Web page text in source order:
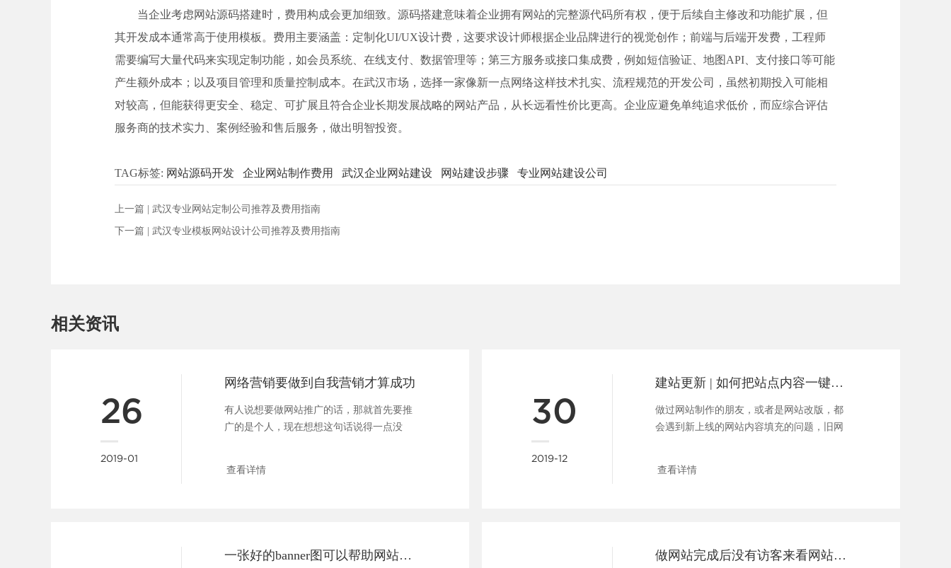
当企业考虑网站源码搭建时，费用构成会更加细致。源码搭建意味着企业拥有网站的完整源代码所有权，便于后续自主修改和功能扩展，但
其开发成本通常高于使用模板。费用主要涵盖：定制化UI/UX设计费，这要求设计师根据企业品牌进行的视觉创作；前端与后端开发费，工程师
需要编写大量代码来实现定制功能，如会员系统、在线支付、数据管理等；第三方服务或接口集成费，例如短信验证、地图API、支付接口等可能
产生额外成本；以及项目管理和质量控制成本。在武汉市场，选择一家像新一点网络这样技术扎实、流程规范的开发公司，虽然初期投入可能相
对较高，但能获得更安全、稳定、可扩展且符合企业长期发展战略的网站产品，从长远看性价比更高。企业应避免单纯追求低价，而应综合评估
服务商的技术实力、案例经验和售后服务，做出明智投资。
TAG标签: 网站源码开发 企业网站制作费用 武汉企业网站建设 网站建设步骤 专业网站建设公司
上一篇 | 武汉专业网站定制公司推荐及费用指南
下一篇 | 武汉专业模板网站设计公司推荐及费用指南
相关资讯
26
2019-01
网络营销要做到自我营销才算成功
有人说想要做网站推广的话，那就首先要推
广的是个人，现在想想这句话说得一点没
查看详情
30
2019-12
建站更新 | 如何把站点内容一键导入到新系统
做过网站制作的朋友，或者是网站改版，都
会遇到新上线的网站内容填充的问题，旧网
查看详情
一张好的banner图可以帮助网站吸引用户、促进转化 做网站完成后没有访客来看网站怎么办？